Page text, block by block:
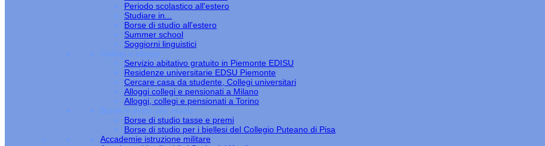
Periodo scolastico all'estero
Studiare in...
Borse di studio all'estero
Summer school
Soggiorni linguistici
Collegi e alloggi
Servizio abitativo gratuito in Piemonte EDISU
Residenze universitarie EDSU Piemonte
Cercare casa da studente, Collegi universitari
Alloggi collegi e pensionati a Milano
Alloggi, collegi e pensionati a Torino
Borse e diritto allo studio
Borse di studio tasse e premi
Borse di studio per i biellesi del Collegio Puteano di Pisa
Accademie istruzione militare